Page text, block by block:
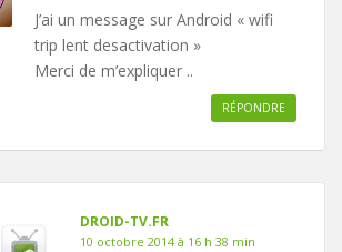
J’ai un message sur Android « wifi
trip lent desactivation »
Merci de m’expliquer ..
RÉPONDRE
DROID-TV.FR
10 octobre 2014 à 16 h 38 min